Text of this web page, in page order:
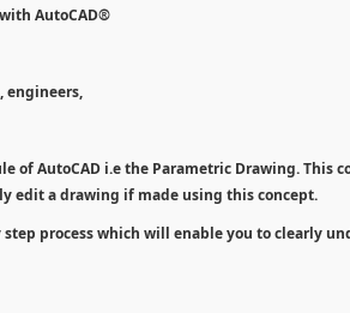
AutoCAD®
engineers,
of AutoCAD i.e the Parametric Drawing. This
edit a drawing if made using this concept.
process which will enable you to clearly